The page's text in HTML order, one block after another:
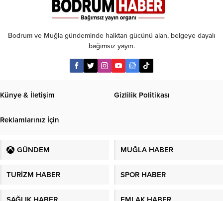
Bodrum ve Muğla gündeminde halktan gücünü alan, belgeye dayalı
bağımsız yayın.
Künye & İletişim Gizlilik Politikası
Reklamlarınız İçin
GÜNDEM MUĞLA HABER
TURİZM HABER SPOR HABER